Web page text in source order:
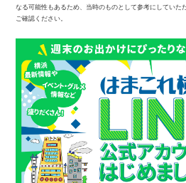
なる可能性もあるため、当時のものとして参考にしていた
ご確認ください。